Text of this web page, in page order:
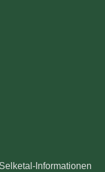
Informationen